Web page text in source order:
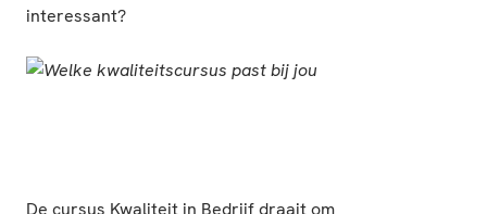
interessant?
De cursus Kwaliteit in Bedrijf draait om